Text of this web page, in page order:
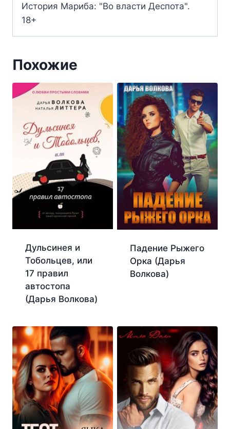
История Мариба: "Во власти Деспота".
18+
Похожие
Дульсинея и
Тобольцев, или
17 правил
автостопа
(Дарья Волкова)
Падение Рыжего
Орка (Дарья
Волкова)